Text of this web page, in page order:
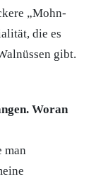
„Mohn-
die es
gibt.
Woran
man